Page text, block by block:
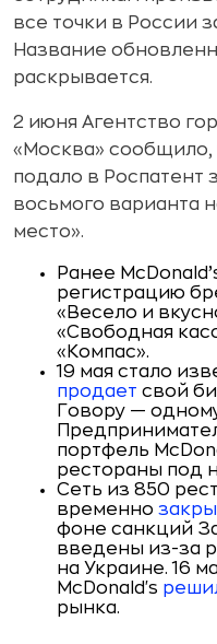
все точки в России
Название
раскрывается.
2 июня Агентство
«Москва»
подало в Роспатент
восьмого варианта
место».
Ранее
регистрацию
«Весело и
«Свободная
«Компас».
19 мая стало
продает свой
Говору —
портфель
рестораны под
Сеть из 850
временно
фоне санкций
введены из-за
на Украине. 16
McDonald's
рынка.